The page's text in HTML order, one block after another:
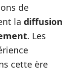
de
la diffusion
. Les
cette ère